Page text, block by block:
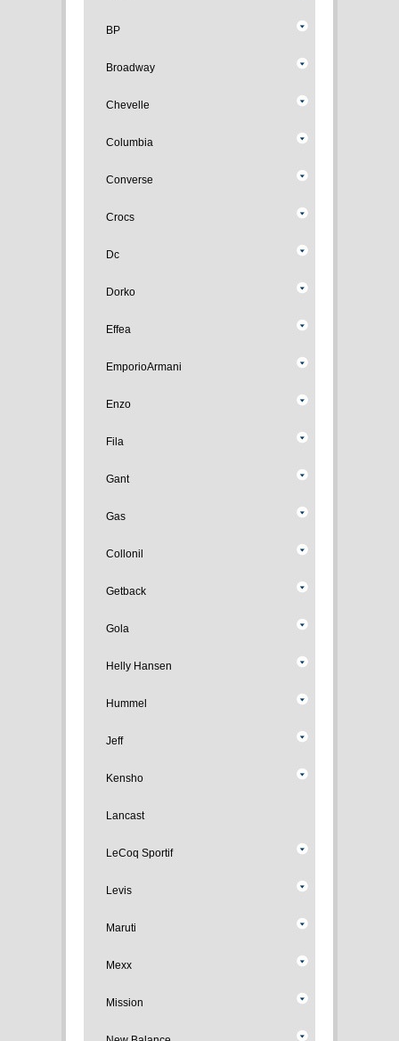
BP
Broadway
Chevelle
Columbia
Converse
Crocs
Dc
Dorko
Effea
EmporioArmani
Enzo
Fila
Gant
Gas
Collonil
Getback
Gola
Helly Hansen
Hummel
Jeff
Kensho
Lancast
LeCoq Sportif
Levis
Maruti
Mexx
Mission